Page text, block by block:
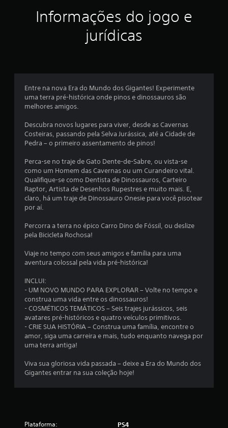
e
s
e
u
t
o
a
e
2
2
c
l
Informações do jogo e
jurídicas
Entre na nova Era do Mundo dos Gigantes! Experimente
uma terra pré-histórica onde pinos e dinossauros são
melhores amigos.
Descubra novos lugares para viver, desde as Cavernas
Costeiras, passando pela Selva Jurássica, até a Cidade de
Pedra – o primeiro assentamento de pinos!
Perca-se no traje de Gato Dente-de-Sabre, ou vista-se
como um Homem das Cavernas ou um Curandeiro vital.
Qualifique-se como Dentista de Dinossauros, Carteiro
Raptor, Artista de Desenhos Rupestres e muito mais. E,
claro, há um traje de Dinossauro Onesie para você pisotear
por aí.
Percorra a terra no épico Carro Dino de Fóssil, ou deslize
pela Bicicleta Rochosa!
Viaje no tempo com seus amigos e família para uma
aventura colossal pela vida pré-histórica!
INCLUI:
- UM NOVO MUNDO PARA EXPLORAR – Volte no tempo e
construa uma vida entre os dinossauros!
- COSMÉTICOS TEMÁTICOS – Seis trajes jurássicos, seis
avatares pré-históricos e quatro veículos primitivos.
- CRIE SUA HISTÓRIA – Construa uma família, encontre o
amor, siga uma carreira e mais, tudo enquanto navega por
uma terra antiga!
Viva sua gloriosa vida passada – deixe a Era do Mundo dos
Gigantes entrar na sua coleção hoje!
Plataforma: PS4